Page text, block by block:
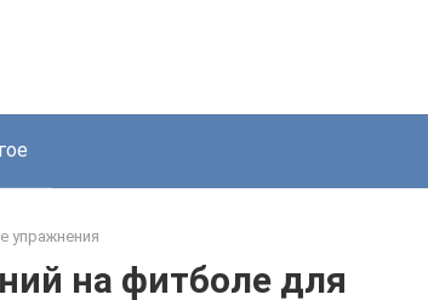
упражнения
на фитболе для